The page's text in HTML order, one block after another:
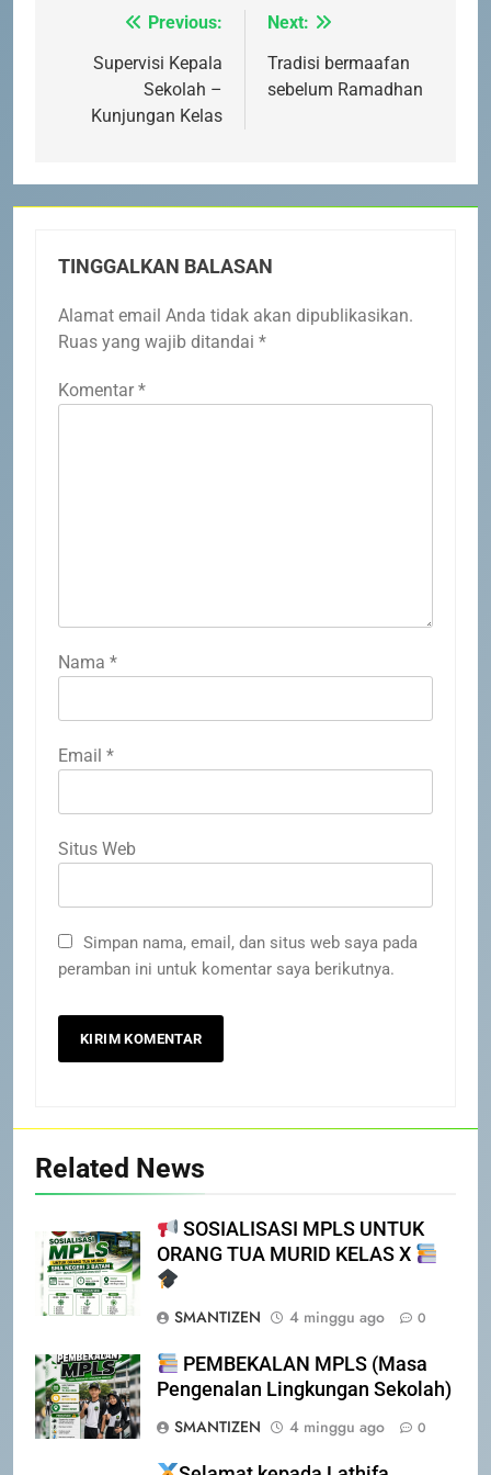
Navigasi
pos
Previous:
Supervisi Kepala
Sekolah –
Kunjungan Kelas
Next:
Tradisi bermaafan
sebelum Ramadhan
TINGGALKAN BALASAN
Alamat email Anda tidak akan dipublikasikan.
Ruas yang wajib ditandai *
Komentar *
Nama *
Email *
Situs Web
Simpan nama, email, dan situs web saya pada
peramban ini untuk komentar saya berikutnya.
Related News
SOSIALISASI MPLS UNTUK
ORANG TUA MURID KELAS X
SMANTIZEN 4 minggu ago 0
PEMBEKALAN MPLS (Masa
Pengenalan Lingkungan Sekolah)
SMANTIZEN
4 minggu ago 0
DATANG KE SEKOLAH CUKUP
PENDAFTAR SPMB 2026 KEPRI
ORANG TUA MURID KELAS X
MPLS 2026 SEKOLAH
Ramadhani Setyabudi atas
prestasi meraih Medali Emas
PRESTASI SEKOLAH
4
PERHATIAN SISWA/I SMA
DISIPLIN SEKOLAH
5
PENGUMUMAN TIDAK PERLU